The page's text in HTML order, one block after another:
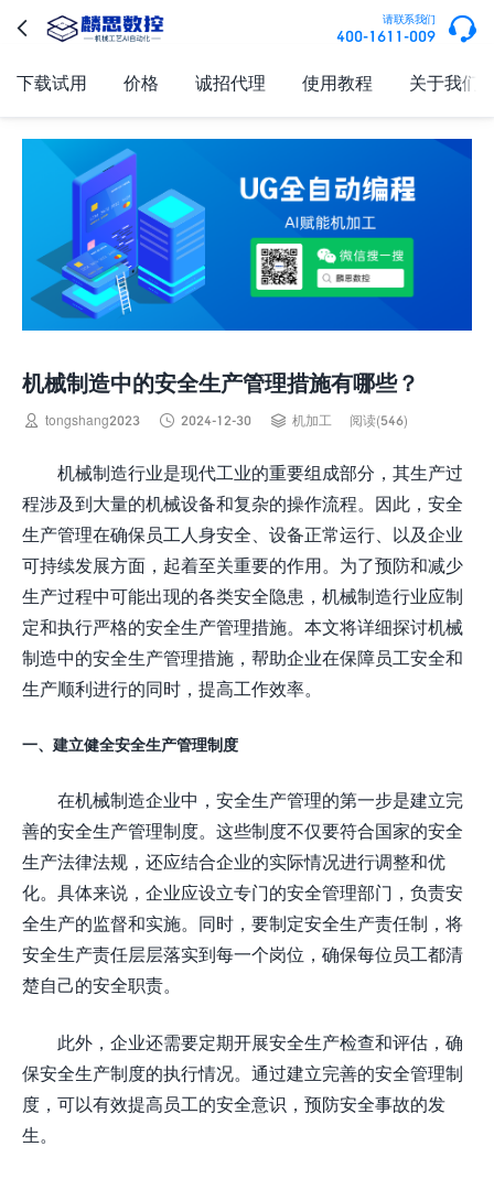
 请联系我们
400-1611-009 
下载试用 价格 诚招代理 使用教程 关于我们
机械制造中的安全生产管理措施有哪些？
 tongshang2023  2024-12-30  机加工 阅读(546)
机械制造行业是现代工业的重要组成部分，其生产过
程涉及到大量的机械设备和复杂的操作流程。因此，安全
生产管理在确保员工人身安全、设备正常运行、以及企业
可持续发展方面，起着至关重要的作用。为了预防和减少
生产过程中可能出现的各类安全隐患，机械制造行业应制
定和执行严格的安全生产管理措施。本文将详细探讨机械
制造中的安全生产管理措施，帮助企业在保障员工安全和
生产顺利进行的同时，提高工作效率。
一、建立健全安全生产管理制度
在机械制造企业中，安全生产管理的第一步是建立完
善的安全生产管理制度。这些制度不仅要符合国家的安全
生产法律法规，还应结合企业的实际情况进行调整和优
化。具体来说，企业应设立专门的安全管理部门，负责安
全生产的监督和实施。同时，要制定安全生产责任制，将
安全生产责任层层落实到每一个岗位，确保每位员工都清
楚自己的安全职责。
此外，企业还需要定期开展安全生产检查和评估，确
保安全生产制度的执行情况。通过建立完善的安全管理制
度，可以有效提高员工的安全意识，预防安全事故的发
生。